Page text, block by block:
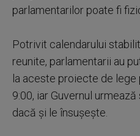
parlamentarilor poate fi
Potrivit calendarului
reunite, parlamentarii au
la aceste proiecte de lege
9:00, iar Guvernul
dacă și le însușește.